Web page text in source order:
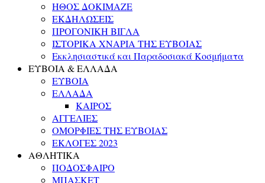
ΗΘΟΣ ΔΟΚΙΜΑΖΕ
ΕΚΔΗΛΩΣΕΙΣ
ΠΡΟΓΟΝΙΚΗ ΒΙΓΛΑ
ΙΣΤΟΡΙΚΑ ΧΝΑΡΙΑ ΤΗΣ ΕΥΒΟΙΑΣ
Εκκλησιαστικά και Παραδοσιακά Κοσμήματα
ΕΥΒΟΙΑ & ΕΛΛΑΔΑ
ΕΥΒΟΙΑ
ΕΛΛΑΔΑ
ΚΑΙΡΟΣ
ΑΓΓΕΛΙΕΣ
ΟΜΟΡΦΙΕΣ ΤΗΣ ΕΥΒΟΙΑΣ
ΕΚΛΟΓΕΣ 2023
ΑΘΛΗΤΙΚΑ
ΠΟΔΟΣΦΑΙΡΟ
ΜΠΑΣΚΕΤ